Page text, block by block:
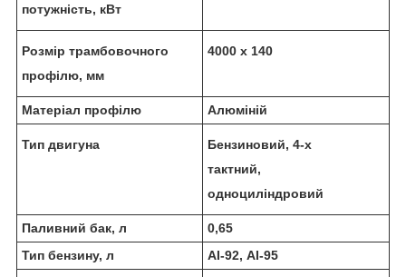
потужність, кВт
Розмір трамбовочного
профілю, мм
4000 х 140
Матеріал профілю Алюміній
Тип двигуна
Бензиновий, 4-х
тактний,
одноциліндровий
Паливний бак, л
0,65
Тип бензину, л
АІ-92, АІ-95